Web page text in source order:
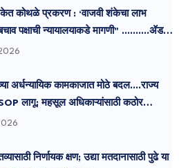
कोथळे प्रकरण : ‘वाजवी शंकेचा लाभ
बचाव पक्षाची न्यायालयाकडे मागणी" ..........ॲड
अर्धन्यायिक कामकाजात मोठे बदल....राज्य
लागू; महसूल अधिकाऱ्यांसाठी कठोर
निर्णायक क्षण; उद्या मतदानासाठी पुढे या